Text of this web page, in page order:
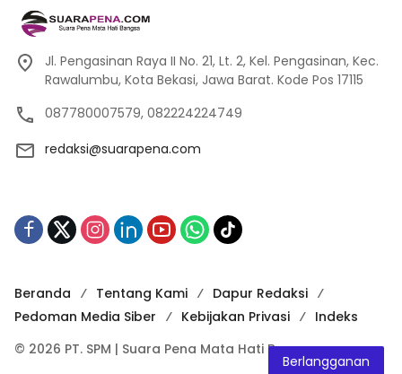
Jl. Pengasinan Raya II No. 21, Lt. 2, Kel. Pengasinan, Kec.
Rawalumbu, Kota Bekasi, Jawa Barat. Kode Pos 17115
087780007579, 082224224749
redaksi@suarapena.com
Beranda Tentang Kami
Dapur Redaksi
Pedoman Media Siber
Kebijakan Privasi
Indeks
© 2026 PT. SPM | Suara Pena Mata Hati Bangsa
Berlangganan